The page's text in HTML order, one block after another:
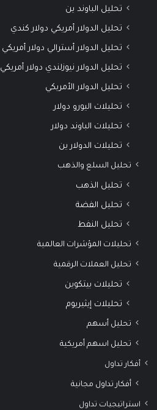
تحليل الباوند ين
تحليل الدولار أمريكي دولار كندي
تحليل الدولار أسترالي دولار أمريكي
تحليل الدولار نيوزلندي دولار أمريكي
تحليل الدولار الأمريكي
تحليلات اليورو دولار
تحليلات الباوند دولار
تحليلات الدولار ين
تحليل السلع والذهب
تحليل الذهب
تحليل الفضة
تحليل النفط
تحليلات المؤشرات العالمية
تحليل العملات الرقمية
تحليلات بيتكوين
تحليلات إيثيريوم
تحليل أسهم
تحليل اسهم أمريكية
أفكار تداول
أفكار تداول مجانية
استراتيجيات تداول